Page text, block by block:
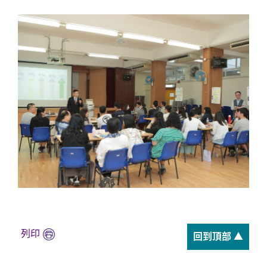
列印 回到頂部 ▲